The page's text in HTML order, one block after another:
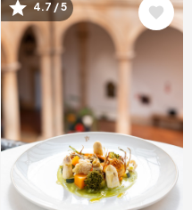
Image
4.7 / 5